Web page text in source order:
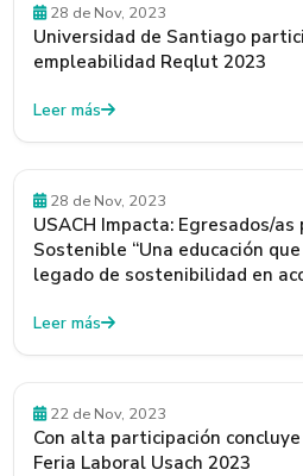
28 de Nov, 2023
Universidad de Santiago
empleabilidad Reqlut 2023
Leer más
28 de Nov, 2023
USACH Impacta: Egresados/
Sostenible “Una educación
legado de sostenibilidad en
Leer más
22 de Nov, 2023
Con alta participación
Feria Laboral Usach 2023